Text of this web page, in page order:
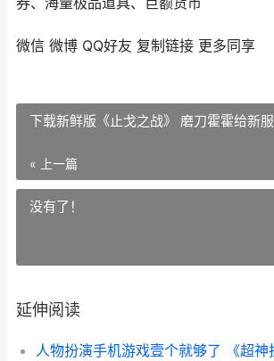
微信 微博 QQ好友 复制链接 更多同享
下载新鲜版《止戈之战》 磨刀霍霍给新服
« 上一篇
没有了！
延伸阅读